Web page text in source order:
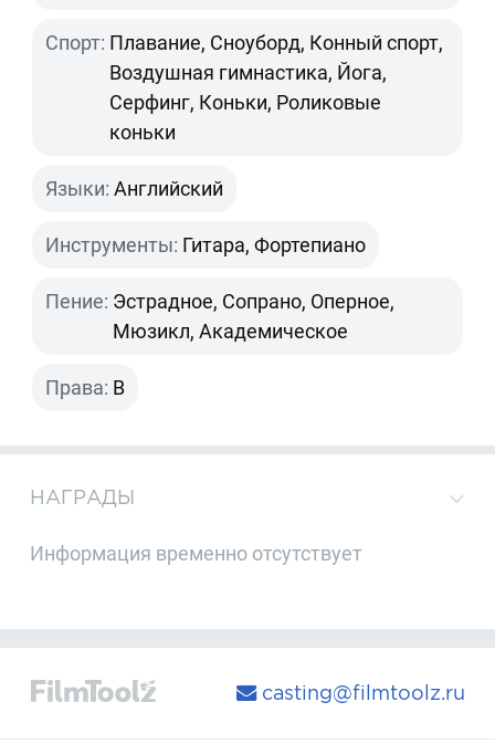
Спорт: Плавание, Сноуборд, Конный спорт,
Воздушная гимнастика, Йога,
Серфинг, Коньки, Роликовые
коньки
Языки: Английский
Инструменты: Гитара, Фортепиано
Пение: Эстрадное, Сопрано, Оперное,
Мюзикл, Академическое
Права: B
НАГРАДЫ
Информация временно отсутствует
casting@filmtoolz.ru